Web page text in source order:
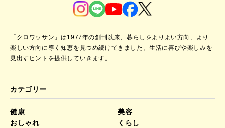
「クロワッサン」は1977年の創刊以来、暮らしをよりよい方向、より
楽しい方向に導く知恵を見つめ続けてきました。生活に喜びや楽しみを
見出すヒントを提供していきます。
カテゴリー
健康
美容
おしゃれ
くらし